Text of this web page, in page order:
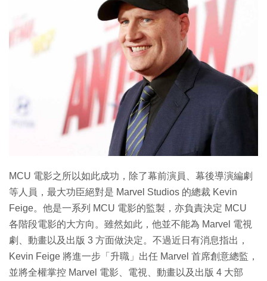
MCU 電影之所以如此成功，除了幕前演員、幕後導演編劇
等人員，最大功臣絕對是 Marvel Studios 的總裁 Kevin
Feige。他是一系列 MCU 電影的監製，亦負責決定 MCU
各階段電影的大方向。雖然如此，他並不能為 Marvel 電視
劇、動畫以及出版 3 方面做決定。不過近日有消息指出，
Kevin Feige 將進一步「升職」出任 Marvel 首席創意總監，
並將全權掌控 Marvel 電影、電視、動畫以及出版 4 大部